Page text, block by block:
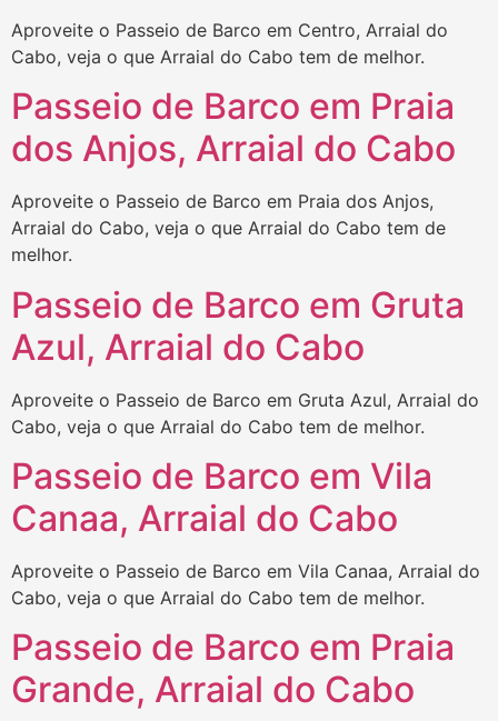
Aproveite o Passeio de Barco em Centro, Arraial do
Cabo, veja o que Arraial do Cabo tem de melhor.
Passeio de Barco em Praia
dos Anjos, Arraial do Cabo
Aproveite o Passeio de Barco em Praia dos Anjos,
Arraial do Cabo, veja o que Arraial do Cabo tem de
melhor.
Passeio de Barco em Gruta
Azul, Arraial do Cabo
Aproveite o Passeio de Barco em Gruta Azul, Arraial do
Cabo, veja o que Arraial do Cabo tem de melhor.
Passeio de Barco em Vila
Canaa, Arraial do Cabo
Aproveite o Passeio de Barco em Vila Canaa, Arraial do
Cabo, veja o que Arraial do Cabo tem de melhor.
Passeio de Barco em Praia
Grande, Arraial do Cabo